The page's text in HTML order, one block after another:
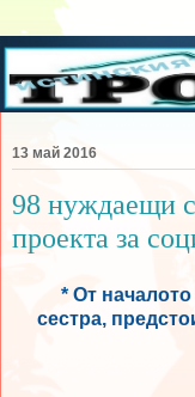
13 май 2016
98 нуждаещи
проекта за
* От
сестра,